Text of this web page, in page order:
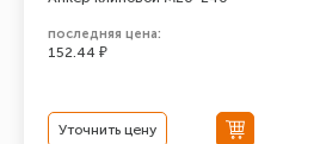
последняя цена:
152.44 ₽
Уточнить цену